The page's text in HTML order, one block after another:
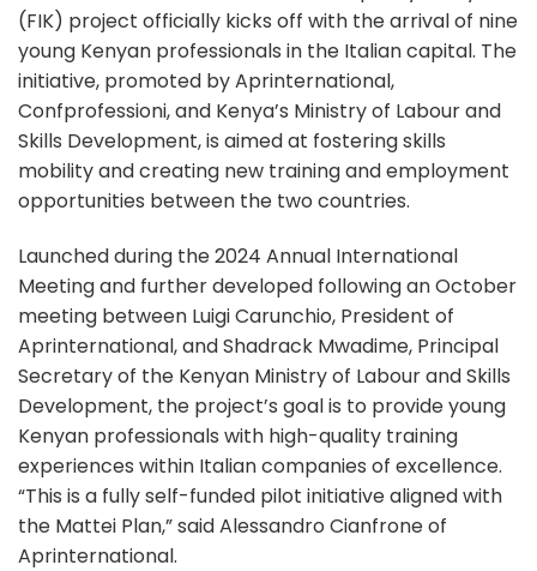
(FIK) project officially kicks off with the arrival of nine
young Kenyan professionals in the Italian capital. The
initiative, promoted by Aprinternational,
Confprofessioni, and Kenya’s Ministry of Labour and
Skills Development, is aimed at fostering skills
mobility and creating new training and employment
opportunities between the two countries.
Launched during the 2024 Annual International
Meeting and further developed following an October
meeting between Luigi Carunchio, President of
Aprinternational, and Shadrack Mwadime, Principal
Secretary of the Kenyan Ministry of Labour and Skills
Development, the project’s goal is to provide young
Kenyan professionals with high-quality training
experiences within Italian companies of excellence.
“This is a fully self-funded pilot initiative aligned with
the Mattei Plan,” said Alessandro Cianfrone of
Aprinternational.